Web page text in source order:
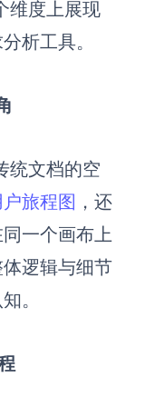
维度上展现
析工具。
统文档的空
户旅程图 ，还
一个画布上
逻辑与细节
。